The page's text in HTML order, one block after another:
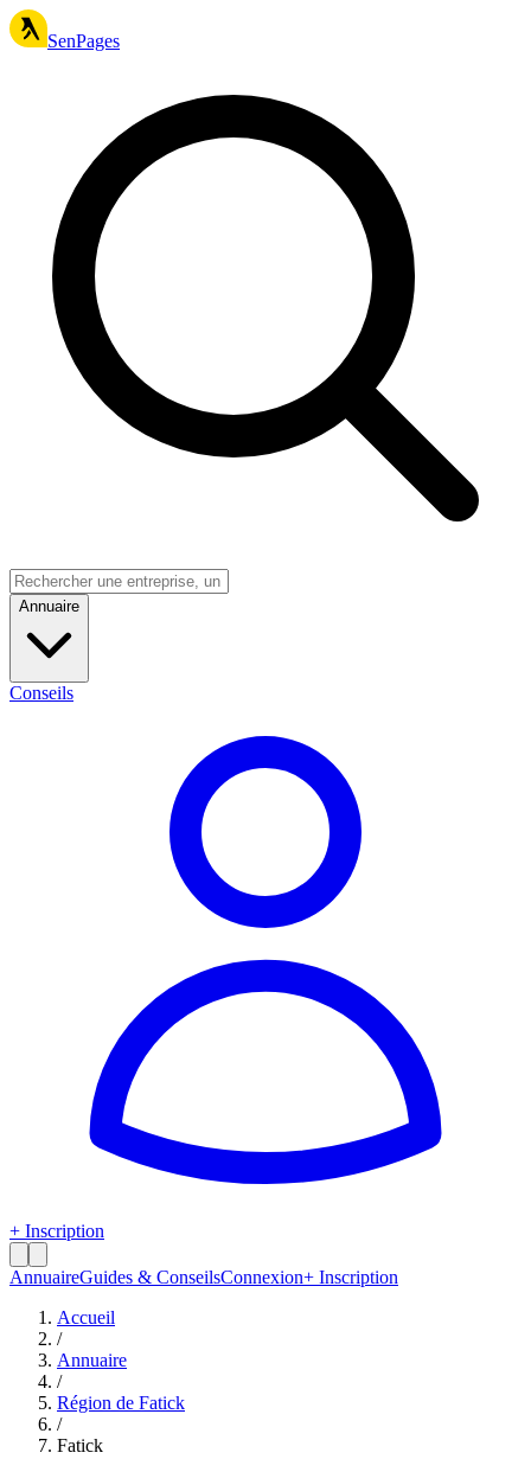
SenPages
Annuaire
Conseils
+ Inscription
AnnuaireGuides & ConseilsConnexion+ Inscription
Accueil
/
Annuaire
/
Région de Fatick
/
Fatick